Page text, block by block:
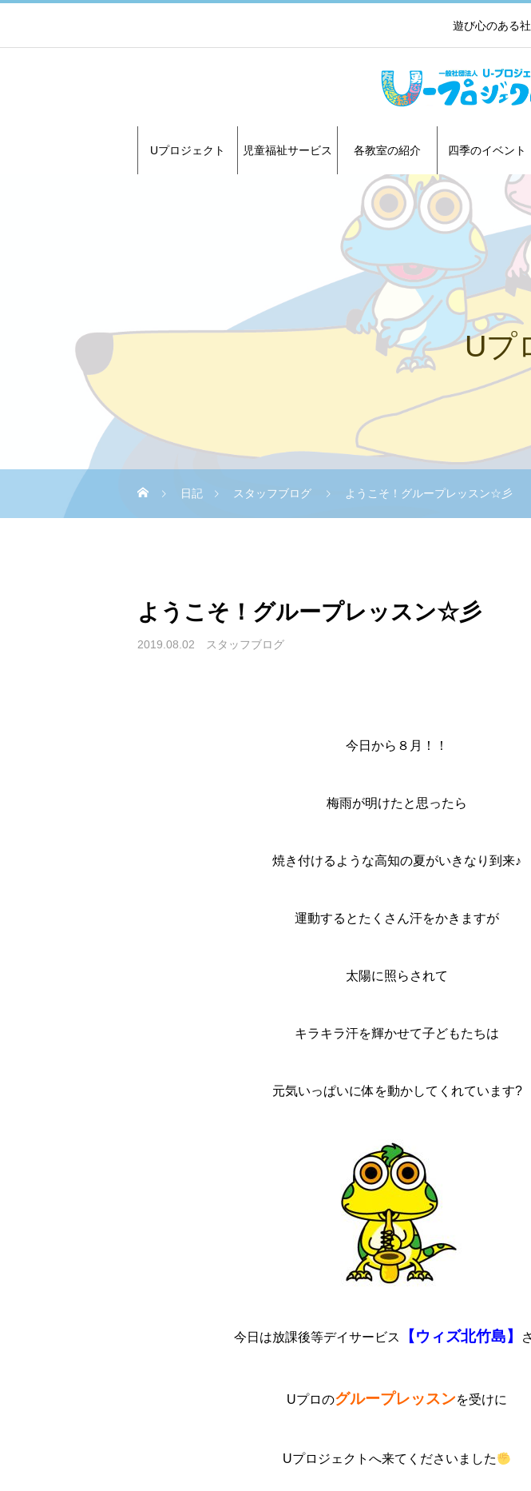
遊び心のある
Uプロジェクト 児童福祉サービス 各教室の紹介 四季のイベント
Uプ
日記 スタッフブログ ようこそ！グループレッスン☆彡
ようこそ！グループレッスン☆彡
2019.08.02 スタッフブログ
今日から８月！！
梅雨が明けたと思ったら
焼き付けるような高知の夏がいきなり到来♪
運動するとたくさん汗をかきますが
太陽に照らされて
キラキラ汗を輝かせて子どもたちは
元気いっぱいに体を動かしてくれています?
今日は放課後等デイサービス 【ウィズ北竹島】
Uプロのグループレッスンを受けに
Uプロジェクトへ来てくださいました